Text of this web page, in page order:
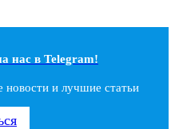
наc в Telegram!
новости и лучшие статьи